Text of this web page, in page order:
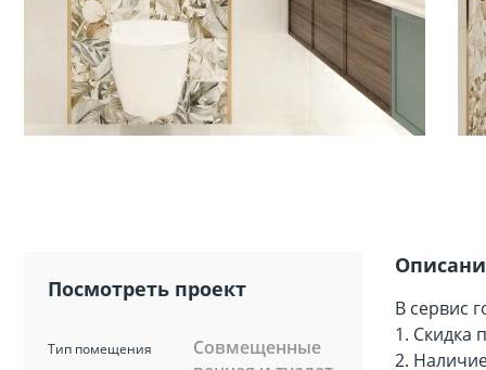
комнаты
Посмотреть проект
Тип помещения
Совмещенные
В сервис
1. Скидка
2.